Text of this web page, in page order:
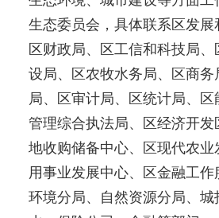
生态委员会，具体联系区发展
区财政局、区工信和科技局
设局、区农牧水务局、区商务
局、区审计局、区统计局、
管理综合执法局、区经济开发
地收购储备中心、区现代农业
用事业发展中心、区金融工作
环境分局、自然资源分局、